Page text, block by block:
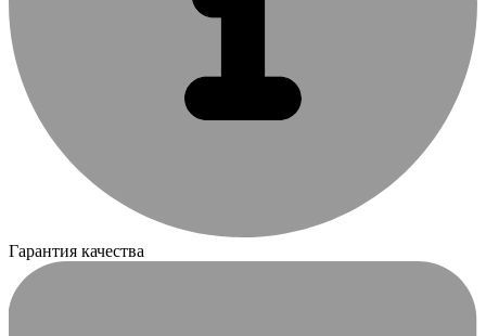
Гарантия качества